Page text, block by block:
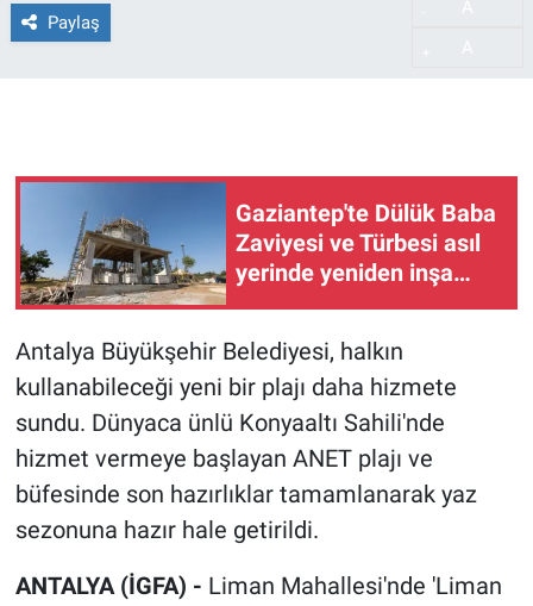
Paylaş
Gaziantep'te Dülük Baba
Zaviyesi ve Türbesi asıl
yerinde yeniden inşa
Antalya Büyükşehir Belediyesi, halkın
kullanabileceği yeni bir plajı daha hizmete
sundu. Dünyaca ünlü Konyaaltı Sahili'nde
hizmet vermeye başlayan ANET plajı ve
büfesinde son hazırlıklar tamamlanarak yaz
sezonuna hazır hale getirildi.
ANTALYA (İGFA) - Liman Mahallesi'nde 'Liman